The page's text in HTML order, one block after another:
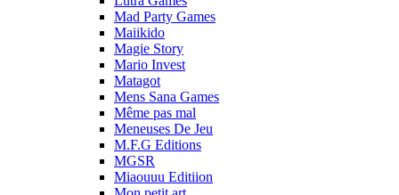
Mad Party Games
Maiikido
Magie Story
Mario Invest
Matagot
Mens Sana Games
Même pas mal
Meneuses De Jeu
M.F.G Editions
MGSR
Miaouuu Editiion